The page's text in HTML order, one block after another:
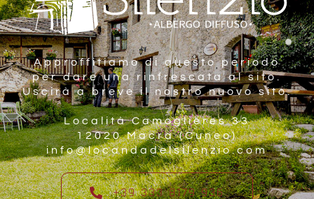
Approffitiamo di questo periodo
per dare una rinfrescata al sito.
Uscirà a breve il nostro nuovo sito.
Località Camoglieres 33
12020 Macra (Cuneo)
info@locandadelsilenzio.com
+39 333 8179 936